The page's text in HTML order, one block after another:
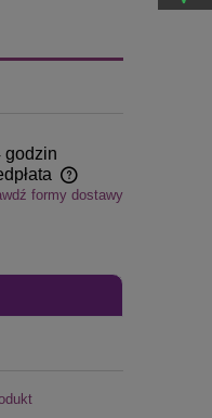
godzin
formy dostawy